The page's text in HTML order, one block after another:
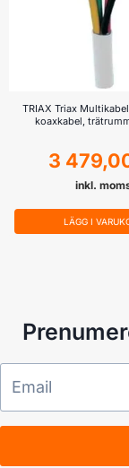
TRIAX Triax
koaxkabel,
3
inkl.
LÄGG I